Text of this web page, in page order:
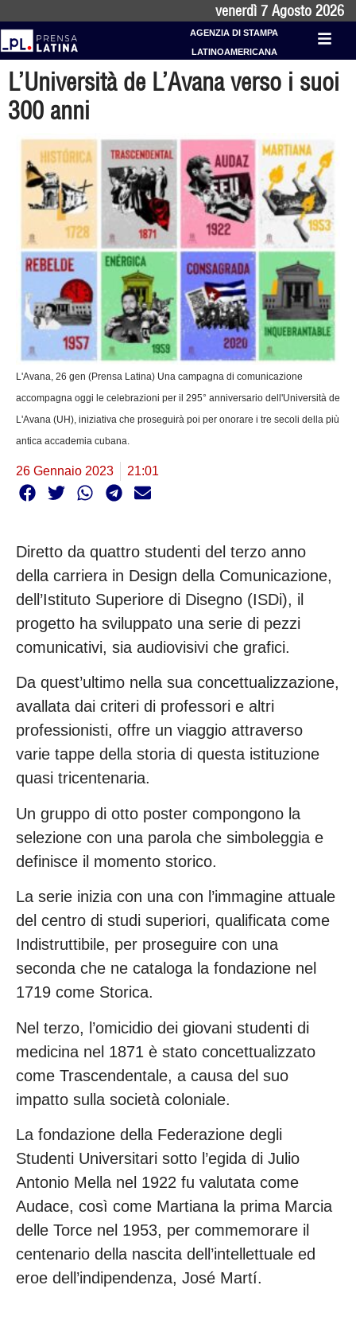
venerdì 7 Agosto 2026
AGENZIA DI STAMPA
LATINOAMERICANA
L’Università de L’Avana verso i suoi
300 anni
L'Avana, 26 gen (Prensa Latina) Una campagna di comunicazione
accompagna oggi le celebrazioni per il 295° anniversario dell'Università de
L'Avana (UH), iniziativa che proseguirà poi per onorare i tre secoli della più
antica accademia cubana.
26 Gennaio 2023 21:01
Diretto da quattro studenti del terzo anno
della carriera in Design della Comunicazione,
dell’Istituto Superiore di Disegno (ISDi), il
progetto ha sviluppato una serie di pezzi
comunicativi, sia audiovisivi che grafici.
Da quest’ultimo nella sua concettualizzazione,
avallata dai criteri di professori e altri
professionisti, offre un viaggio attraverso
varie tappe della storia di questa istituzione
quasi tricentenaria.
Un gruppo di otto poster compongono la
selezione con una parola che simboleggia e
definisce il momento storico.
La serie inizia con una con l’immagine attuale
del centro di studi superiori, qualificata come
Indistruttibile, per proseguire con una
seconda che ne cataloga la fondazione nel
1719 come Storica.
Nel terzo, l’omicidio dei giovani studenti di
medicina nel 1871 è stato concettualizzato
come Trascendentale, a causa del suo
impatto sulla società coloniale.
La fondazione della Federazione degli
Studenti Universitari sotto l’egida di Julio
Antonio Mella nel 1922 fu valutata come
Audace, così come Martiana la prima Marcia
delle Torce nel 1953, per commemorare il
centenario della nascita dell’intellettuale ed
eroe dell’indipendenza, José Martí.